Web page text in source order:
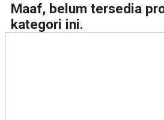
Maaf, belum tersedia
kategori ini.